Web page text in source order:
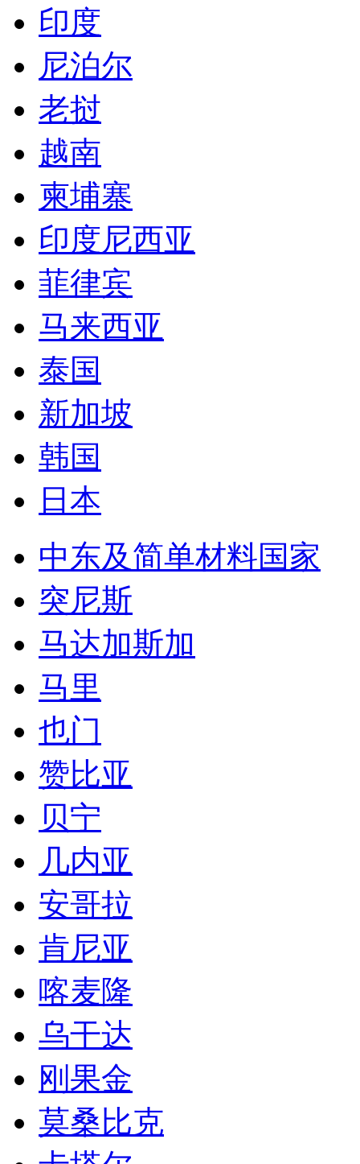
印度
尼泊尔
老挝
越南
柬埔寨
印度尼西亚
菲律宾
马来西亚
泰国
新加坡
韩国
日本
中东及简单材料国家
突尼斯
马达加斯加
马里
也门
赞比亚
贝宁
几内亚
安哥拉
肯尼亚
喀麦隆
乌干达
刚果金
莫桑比克